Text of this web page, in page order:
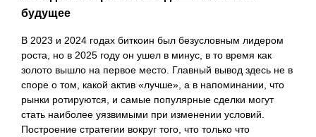
будущее
В 2023 и 2024 годах биткоин был безусловным лидером
роста, но в 2025 году он ушел в минус, в то время как
золото вышло на первое место. Главный вывод здесь не в
споре о том, какой актив «лучше», а в напоминании, что
рынки ротируются, и самые популярные сделки могут
стать наиболее уязвимыми при изменении условий.
Построение стратегии вокруг того, что только что